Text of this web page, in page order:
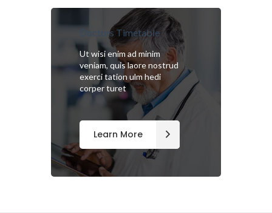
Doctors Timetable
Ut wisi enim ad minim
veniam, quis laore nostrud
exerci tation ulm hedi
corper turet
Learn More